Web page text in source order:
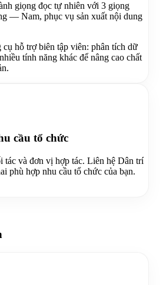
giọng đọc tự nhiên với 3 giọng
— Nam, phục vụ sản xuất nội dung
hỗ trợ biên tập viên: phân tích dữ
tính năng khác để nâng cao chất
cầu tổ chức
tác và đơn vị hợp tác. Liên hệ Dân trí
phù hợp nhu cầu tổ chức của bạn.